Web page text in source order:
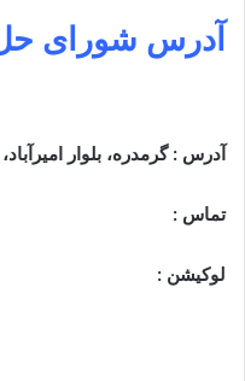
آدرس شورای
آدرس : گرمدره، بلوار
تماس :
لوکیشن :